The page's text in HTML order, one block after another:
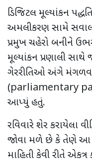
ડિજિટલ મૂલ્યાંકન
અમલીકરણ સામે
પ્રમુખ ચહેરો બનીને
મૂલ્યાંકન પ્રણાલી સાથે
ગેરરીતિઓ અંગે
(parliamentary
આપ્યું હતું.
રવિવારે શેર કરાયેલા
જોવા મળે છે કે તેણે આ
માહિતી કેવી રીતે એકત્ર